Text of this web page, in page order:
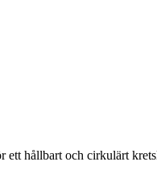
ett hållbart och cirkulärt